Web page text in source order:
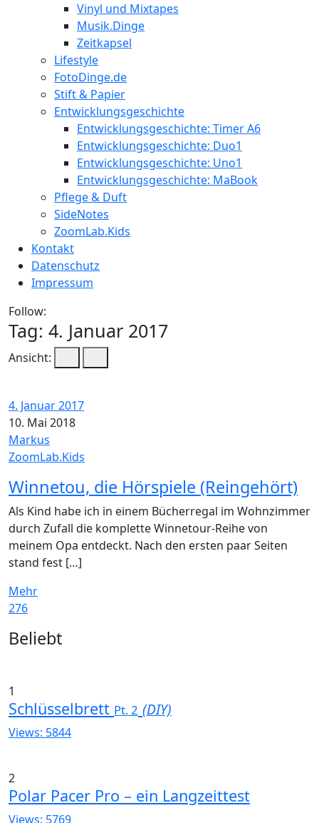
Vinyl und Mixtapes
Musik.Dinge
Zeitkapsel
Lifestyle
FotoDinge.de
Stift & Papier
Entwicklungsgeschichte
Entwicklungsgeschichte: Timer A6
Entwicklungsgeschichte: Duo1
Entwicklungsgeschichte: Uno1
Entwicklungsgeschichte: MaBook
Pflege & Duft
SideNotes
ZoomLab.Kids
Kontakt
Datenschutz
Impressum
Follow:
Tag: 4. Januar 2017
Ansicht:
4. Januar 2017
10. Mai 2018
Markus
ZoomLab.Kids
Winnetou, die Hörspiele (Reingehört)
Als Kind habe ich in einem Bücherregal im Wohnzimmer
durch Zufall die komplette Winnetour-Reihe von
meinem Opa entdeckt. Nach den ersten paar Seiten
stand fest […]
Mehr
276
Widgets
Beliebt
1
Schlüsselbrett Pt. 2 (DIY)
Views: 5844
2
Polar Pacer Pro – ein Langzeittest
Views: 5769